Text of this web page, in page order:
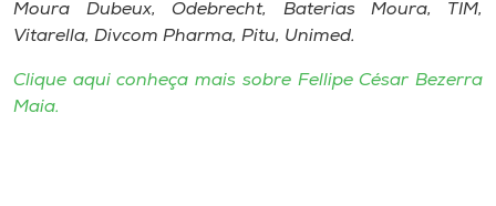
Moura Dubeux, Odebrecht, Baterias Moura, TIM,
Vitarella, Divcom Pharma, Pitu, Unimed.​
Clique aqui conheça mais sobre Fellipe César Bezerra
Maia.